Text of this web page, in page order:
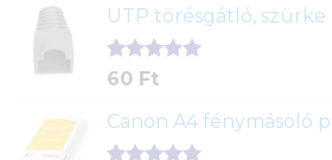
UTP törésgátló, szürke
Értékelés
ből,
1
értékelés
alapján
60 Ft
Canon A4 fénymásoló